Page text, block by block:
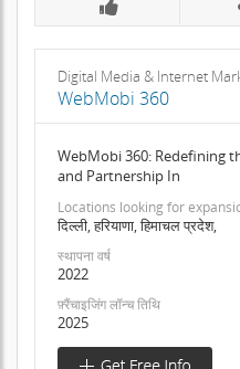
Digital Media & Internet
WebMobi 360
WebMobi 360: Redefining
and Partnership In
Locations looking for
दिल्ली, हरियाणा, हिमाचल प्रदेश,
स्थापना वर्ष
2022
फ़्रैंचाइजिंग लॉन्च तिथि
2025